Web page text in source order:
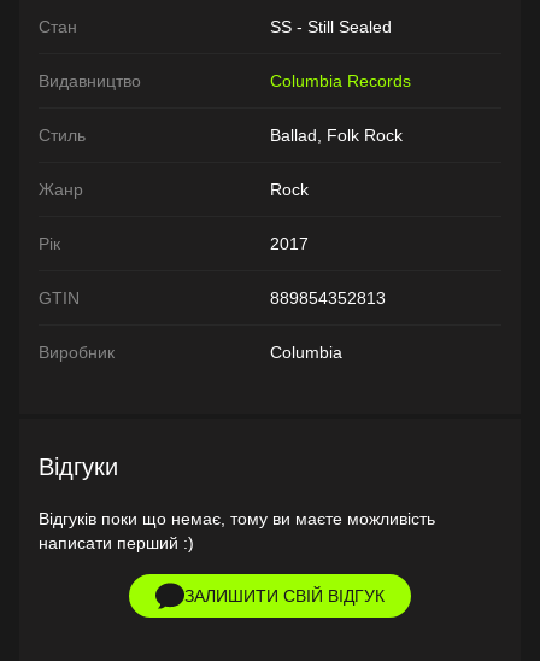
Стан SS - Still Sealed
Видавництво Columbia Records
Стиль Ballad, Folk Rock
Жанр Rock
Рік 2017
GTIN 889854352813
Виробник Columbia
Відгуки
Відгуків поки що немає, тому ви маєте можливість
написати перший :)
ЗАЛИШИТИ СВІЙ ВІДГУК